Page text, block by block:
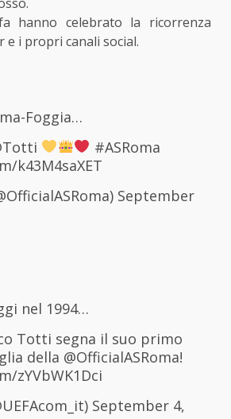
hanno celebrato la ricorrenza
i propri canali social.
Foggia…
#ASRoma
k43M4saXET
September
nel 1994…
Totti segna il suo primo
della @OfficialASRoma!
zYVbWK1Dci
September 4,